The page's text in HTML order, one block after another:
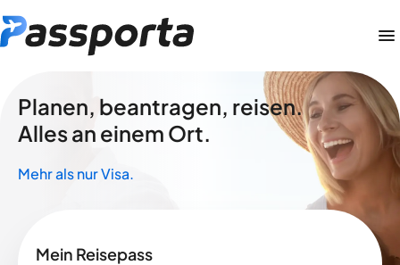
Planen, beantragen, reisen.
Alles an einem Ort.
Mehr als nur Visa.
Mein Reisepass